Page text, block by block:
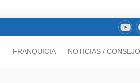
FRANQUICIA NOTICIAS /